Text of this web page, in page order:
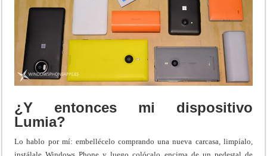
¿Y entonces mi dispositivo
Lumia?
Lo hablo por mí: embellécelo comprando una nueva carcasa, limpíalo,